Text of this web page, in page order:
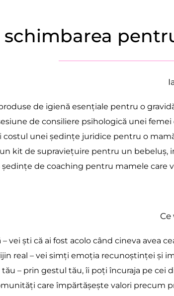
de igienă esențiale pentru o
de consiliere psihologică unei
costul unei ședințe juridice pentru o
kit de supraviețuire pentru un
ședințe de coaching pentru mamele care
vei ști că ai fost acolo când cineva avea
real – vei simți emoția recunoștinței și
– prin gestul tău, îi poți încuraja pe cei
care împărtășește valori precum